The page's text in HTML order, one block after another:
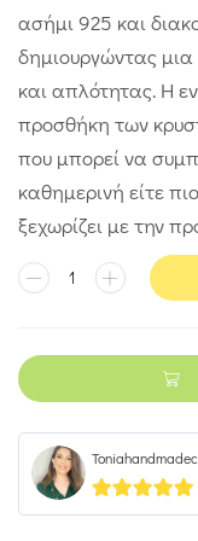
ασήμι 925 και
δημιουργώντας
και απλότητας. Η
προσθήκη των
που μπορεί να
καθημερινή είτε
ξεχωρίζει με την
5out of 5